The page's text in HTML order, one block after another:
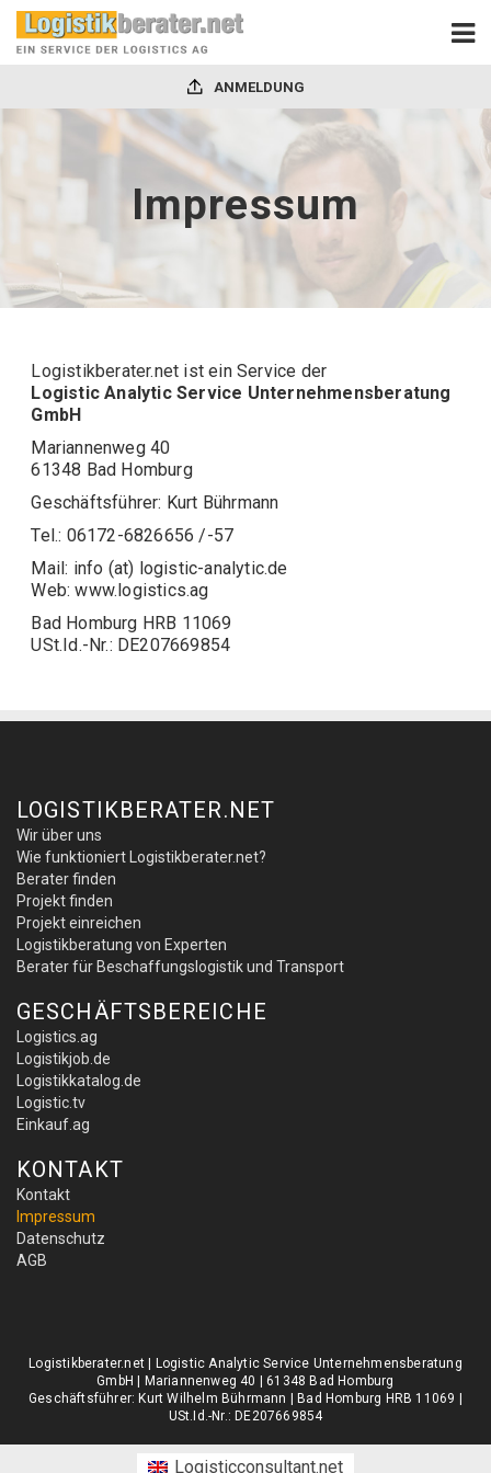
ANMELDUNG
Impressum
Logistikberater.net ist ein Service der
Logistic Analytic Service Unternehmensberatung
GmbH
Mariannenweg 40
61348 Bad Homburg
Geschäftsführer: Kurt Bührmann
Tel.: 06172-6826656 /-57
Mail: info (at) logistic-analytic.de
Web: www.logistics.ag
Bad Homburg HRB 11069
USt.Id.-Nr.: DE207669854
LOGISTIKBERATER.NET
Wir über uns
Wie funktioniert Logistikberater.net?
Berater finden
Projekt finden
Projekt einreichen
Logistikberatung von Experten
Berater für Beschaffungslogistik und Transport
GESCHÄFTSBEREICHE
Logistics.ag
Logistikjob.de
Logistikkatalog.de
Logistic.tv
Einkauf.ag
KONTAKT
Kontakt
Impressum
Datenschutz
AGB
Logistikberater.net | Logistic Analytic Service Unternehmensberatung
GmbH | Mariannenweg 40 | 61348 Bad Homburg
Geschäftsführer: Kurt Wilhelm Bührmann | Bad Homburg HRB 11069 |
USt.Id.-Nr.: DE207669854
Logisticconsultant.net